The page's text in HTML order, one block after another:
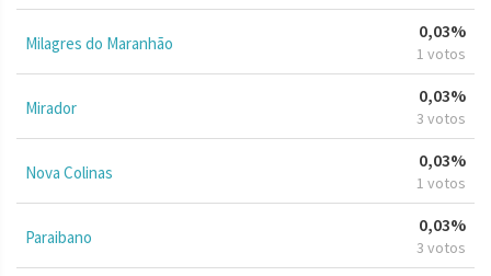
Milagres do Maranhão
0,03%
1 votos
Mirador
0,03%
3 votos
Nova Colinas
0,03%
1 votos
Paraibano
0,03%
3 votos